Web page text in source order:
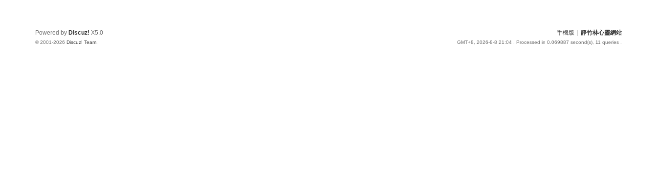
手機版 靜竹林心靈網站
GMT+8, 2026-8-8 21:04 , Processed in 0.069887 second(s), 11 queries .
Powered by Discuz! X5.0
© 2001-2026 Discuz! Team